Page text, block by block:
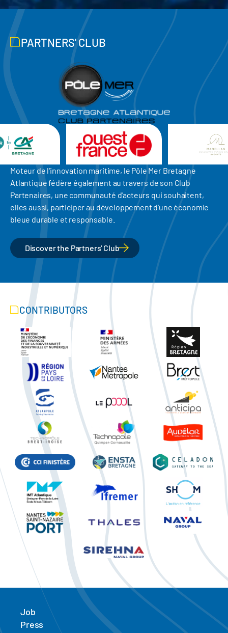
PARTNERS' CLUB
Moteur de l'innovation maritime, le Pôle Mer Bretagne
Atlantique fédère également au travers de son Club
Partenaires, une communauté d'acteurs qui souhaitent,
elles aussi, participer au développement d'une économie
bleue durable et responsable.
Discover the Partners' Club
CONTRIBUTORS
Job
Press